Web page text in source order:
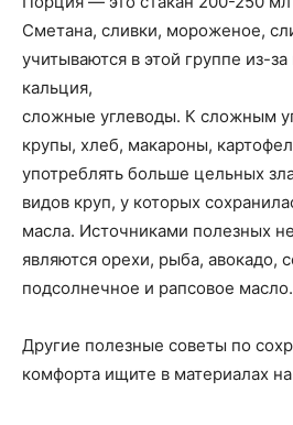
Сметана, сливки, мороженое,
учитываются в этой группе из-
кальция,
сложные углеводы. К сложным
крупы, хлеб, макароны,
употреблять больше цельных
видов круп, у которых
масла. Источниками полезных
являются орехи, рыба, авокадо,
подсолнечное и рапсовое масло.
Другие полезные советы по
комфорта ищите в материалах